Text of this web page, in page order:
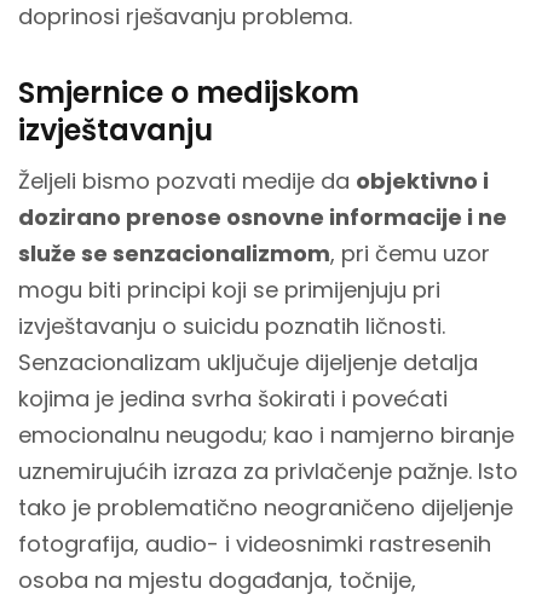
doprinosi rješavanju problema.
Smjernice o medijskom
izvještavanju
Željeli bismo pozvati medije da objektivno i
dozirano prenose osnovne informacije i ne
služe se senzacionalizmom, pri čemu uzor
mogu biti principi koji se primijenjuju pri
izvještavanju o suicidu poznatih ličnosti.
Senzacionalizam uključuje dijeljenje detalja
kojima je jedina svrha šokirati i povećati
emocionalnu neugodu; kao i namjerno biranje
uznemirujućih izraza za privlačenje pažnje. Isto
tako je problematično neograničeno dijeljenje
fotografija, audio- i videosnimki rastresenih
osoba na mjestu događanja, točnije,